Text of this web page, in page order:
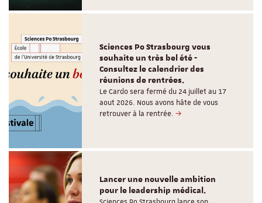
Sciences Po Strasbourg vous
souhaite un très bel été -
Consultez le calendrier des
réunions de rentrées.
Le Cardo sera fermé du 24 juillet au 17
aout 2026. Nous avons hâte de vous
retrouver à la rentrée.
Lancer une nouvelle ambition
pour le leadership médical.